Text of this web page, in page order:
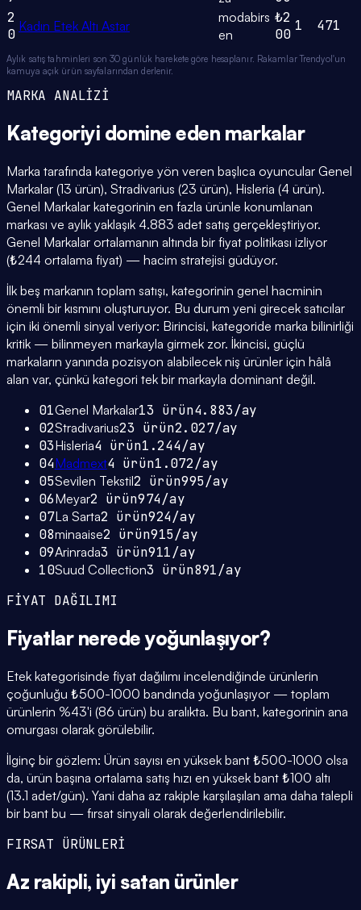
2
0 Kadın Etek Altı Astar
modabirs
en
₺2
00
1 471
Aylık satış tahminleri son 30 günlük harekete göre hesaplanır. Rakamlar Trendyol'un
kamuya açık ürün sayfalarından derlenir.
MARKA ANALİZİ
Kategoriyi domine eden markalar
Marka tarafında kategoriye yön veren başlıca oyuncular Genel
Markalar (13 ürün), Stradivarius (23 ürün), Hisleria (4 ürün).
Genel Markalar kategorinin en fazla ürünle konumlanan
markası ve aylık yaklaşık 4.883 adet satış gerçekleştiriyor.
Genel Markalar ortalamanın altında bir fiyat politikası izliyor
(₺244 ortalama fiyat) — hacim stratejisi güdüyor.
İlk beş markanın toplam satışı, kategorinin genel hacminin
önemli bir kısmını oluşturuyor. Bu durum yeni girecek satıcılar
için iki önemli sinyal veriyor: Birincisi, kategoride marka bilinirliği
kritik — bilinmeyen markayla girmek zor. İkincisi, güçlü
markaların yanında pozisyon alabilecek niş ürünler için hâlâ
alan var, çünkü kategori tek bir markayla dominant değil.
01Genel Markalar13 ürün4.883/ay
02Stradivarius23 ürün2.027/ay
03Hisleria4 ürün1.244/ay
04Madmext4 ürün1.072/ay
05Sevilen Tekstil2 ürün995/ay
06Meyar2 ürün974/ay
07La Sarta2 ürün924/ay
08minaaise2 ürün915/ay
09Arinrada3 ürün911/ay
10Suud Collection3 ürün891/ay
FİYAT DAĞILIMI
Fiyatlar nerede yoğunlaşıyor?
Etek kategorisinde fiyat dağılımı incelendiğinde ürünlerin
çoğunluğu ₺500-1000 bandında yoğunlaşıyor — toplam
ürünlerin %43'i (86 ürün) bu aralıkta. Bu bant, kategorinin ana
omurgası olarak görülebilir.
İlginç bir gözlem: Ürün sayısı en yüksek bant ₺500-1000 olsa
da, ürün başına ortalama satış hızı en yüksek bant ₺100 altı
(13.1 adet/gün). Yani daha az rakiple karşılaşılan ama daha talepli
bir bant bu — fırsat sinyali olarak değerlendirilebilir.
FIRSAT ÜRÜNLERİ
Az rakipli, iyi satan ürünler